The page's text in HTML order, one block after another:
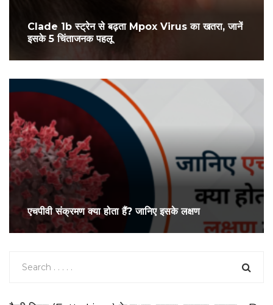
Clade 1b स्ट्रेन से बढ़ता Mpox Virus का खतरा, जानें
इसके 5 चिंताजनक पहलू
एचपीवी संक्रमण क्या होता हैं? जानिए इसके लक्षण